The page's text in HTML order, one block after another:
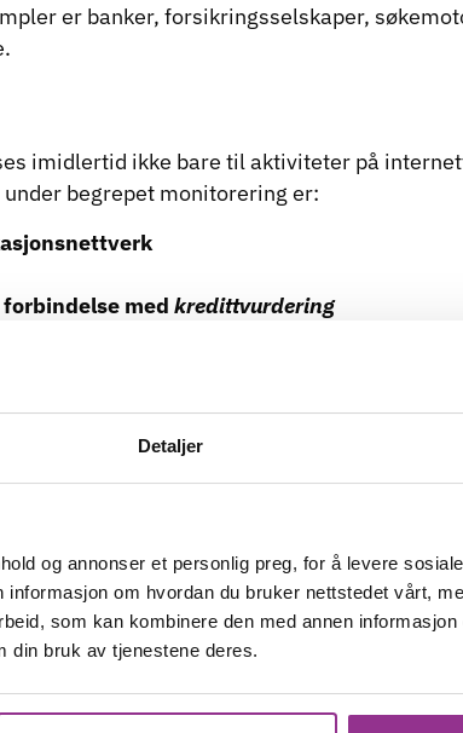
Detaljer
og annonser et personlig preg, for å levere
om hvordan du bruker nettstedet vårt,
som kan kombinere den med annen
din bruk av tjenestene deres.
er banker, forsikringsselskaper,
imidlertid ikke bare til aktiviteter på
begrepet monitorering er:
med kredittvurdering
lignende
og HR-systemer. Datatilsynet oppfordrer
Helt uavhengig om de er pålagt å ha det eller
fokus på personvern i en virksomhet kan
fra Kuba og tilbud om kurs kommer snart
vite.